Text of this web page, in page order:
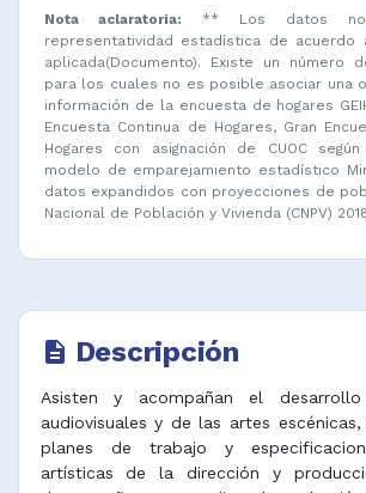
Nota aclaratoria:
** Los datos no
representatividad estadística de acuerdo
aplicada(Documento). Existe un número
para los cuales no es posible asociar una
información de la encuesta de hogares
Encuesta Continua de Hogares, Gran
Hogares con asignación de CUOC
modelo de emparejamiento estadístico
datos expandidos con proyecciones de
Nacional de Población y Vivienda (CNPV)
description Descripción
Asisten y acompañan el
audiovisuales y de las artes
planes de trabajo y
artísticas de la dirección y